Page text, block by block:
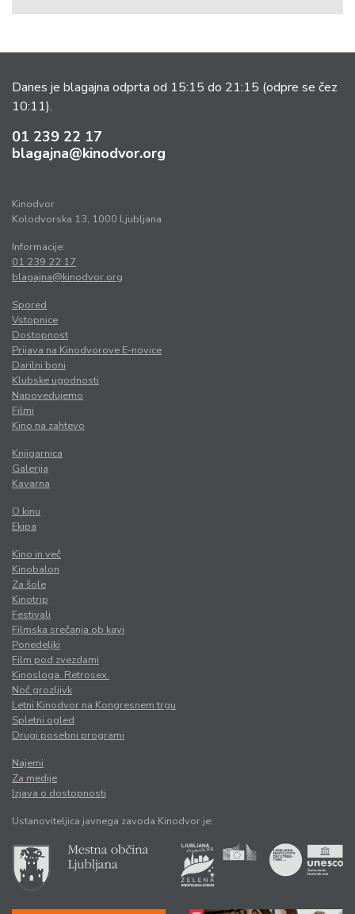
Danes je blagajna odprta od 15:15 do 21:15 (odpre se čez
10:11).
01 239 22 17
blagajna@kinodvor.org
Kinodvor
Kolodvorska 13, 1000 Ljubljana
Informacije:
01 239 22 17
blagajna@kinodvor.org
Spored
Vstopnice
Dostopnost
Prijava na Kinodvorove E-novice
Darilni boni
Klubske ugodnosti
Napovedujemo
Filmi
Kino na zahtevo
Knjigarnica
Galerija
Kavarna
O kinu
Ekipa
Kino in več
Kinobalon
Za šole
Kinotrip
Festivali
Filmska srečanja ob kavi
Ponedeljki
Film pod zvezdami
Kinosloga. Retrosex.
Noč grozljivk
Letni Kinodvor na Kongresnem trgu
Spletni ogled
Drugi posebni programi
Najemi
Za medije
Izjava o dostopnosti
Ustanoviteljica javnega zavoda Kinodvor je: